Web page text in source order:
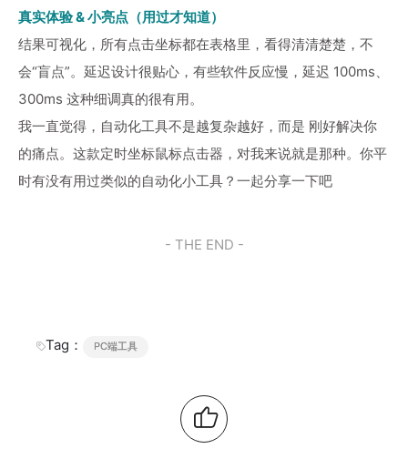
真实体验 & 小亮点（用过才知道）
结果可视化，所有点击坐标都在表格里，看得清清楚楚，不
会“盲点”。延迟设计很贴心，有些软件反应慢，延迟 100ms、
300ms 这种细调真的很有用。
我一直觉得，自动化工具不是越复杂越好，而是 刚好解决你
的痛点。这款定时坐标鼠标点击器，对我来说就是那种。你平
时有没有用过类似的自动化小工具？一起分享一下吧
- THE END -
Tag： PC端工具